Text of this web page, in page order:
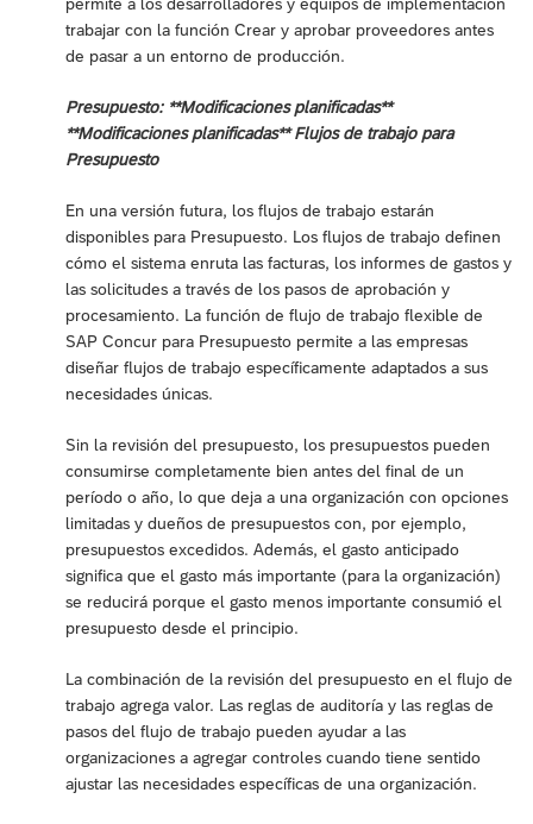
permite a los desarrolladores y equipos de implementación
trabajar con la función Crear y aprobar proveedores antes
de pasar a un entorno de producción.
Presupuesto: **Modificaciones planificadas**
**Modificaciones planificadas** Flujos de trabajo para
Presupuesto
En una versión futura, los flujos de trabajo estarán
disponibles para Presupuesto. Los flujos de trabajo definen
cómo el sistema enruta las facturas, los informes de gastos y
las solicitudes a través de los pasos de aprobación y
procesamiento. La función de flujo de trabajo flexible de
SAP Concur para Presupuesto permite a las empresas
diseñar flujos de trabajo específicamente adaptados a sus
necesidades únicas.
Sin la revisión del presupuesto, los presupuestos pueden
consumirse completamente bien antes del final de un
período o año, lo que deja a una organización con opciones
limitadas y dueños de presupuestos con, por ejemplo,
presupuestos excedidos. Además, el gasto anticipado
significa que el gasto más importante (para la organización)
se reducirá porque el gasto menos importante consumió el
presupuesto desde el principio.
La combinación de la revisión del presupuesto en el flujo de
trabajo agrega valor. Las reglas de auditoría y las reglas de
pasos del flujo de trabajo pueden ayudar a las
organizaciones a agregar controles cuando tiene sentido
ajustar las necesidades específicas de una organización.